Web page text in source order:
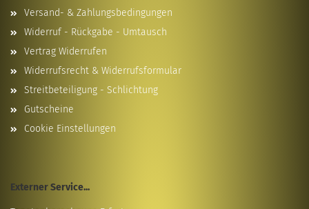
Versand- & Zahlungsbedingungen
Widerruf - Rückgabe - Umtausch
Vertrag Widerrufen
Widerrufsrecht & Widerrufsformular
Streitbeteiligung - Schlichtung
Gutscheine
Cookie Einstellungen
Externer Service...